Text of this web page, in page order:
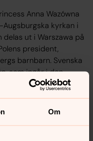
Om
Anna Wazówna
Augsburgska kyrkan i
delas ut i Warszawa på
president,
barnbarn. Svenska
som ingår i den
medverkar i den
reformationsfirande